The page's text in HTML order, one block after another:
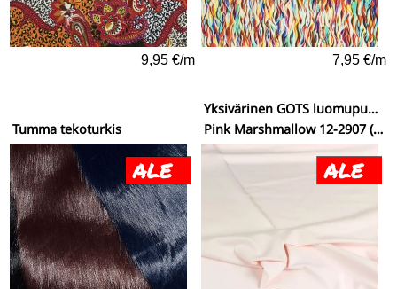
9,95 €/m 7,95 €/m
Tumma tekoturkis
Yksivärinen GOTS luomupuuvillatrikoo (New York)
Pink Marshmallow 12-2907 (raikas vaaleanpunainen)